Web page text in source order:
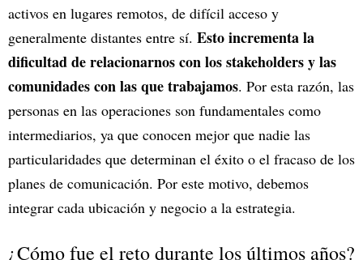
activos en lugares remotos, de difícil acceso y
generalmente distantes entre sí. Esto incrementa la
dificultad de relacionarnos con los stakeholders y las
comunidades con las que trabajamos. Por esta razón, las
personas en las operaciones son fundamentales como
intermediarios, ya que conocen mejor que nadie las
particularidades que determinan el éxito o el fracaso de los
planes de comunicación. Por este motivo, debemos
integrar cada ubicación y negocio a la estrategia.
¿Cómo fue el reto durante los últimos años?